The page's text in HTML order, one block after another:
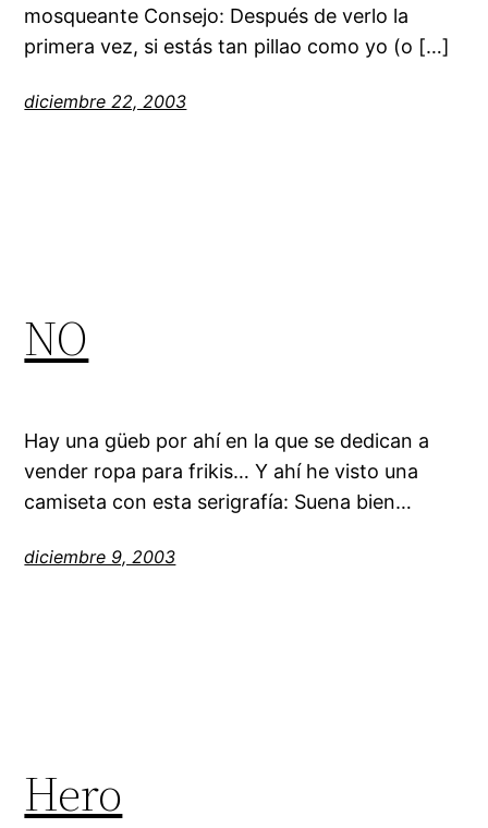
mosqueante Consejo: Después de verlo la
primera vez, si estás tan pillao como yo (o […]
diciembre 22, 2003
NO
Hay una güeb por ahí en la que se dedican a
vender ropa para frikis… Y ahí he visto una
camiseta con esta serigrafía: Suena bien…
diciembre 9, 2003
Hero